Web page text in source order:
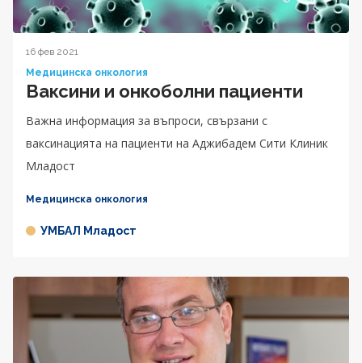
16 фев 2021
Медицинска онкология
Ваксини и онкоболни пациенти
Важна информация за въпроси, свързани с
ваксинацията на пациенти на Аджибадем Сити Клиник
Младост
Медицинска онкология
УМБАЛ Младост